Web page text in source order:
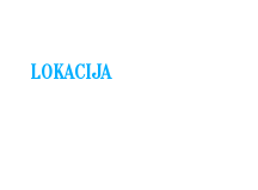
LOKACIJA